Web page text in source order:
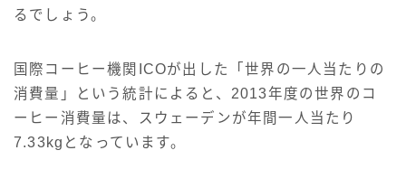
るでしょう。
国際コーヒー機関ICOが出した「世界の一人当たりの
消費量」という統計によると、2013年度の世界のコ
ーヒー消費量は、スウェーデンが年間一人当たり
7.33kgとなっています。